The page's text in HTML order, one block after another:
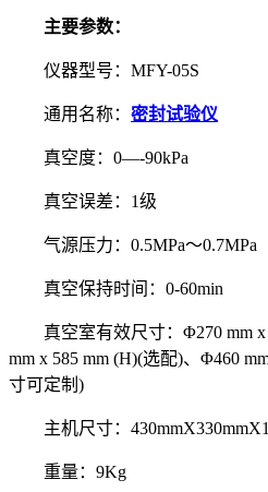
主要参数：
仪器型号：MFY-05S
通用名称： 密封试验仪
真空度：0—-90kPa
真空误差：1级
气源压力：0.5MPa～0.7MPa
真空保持时间：0-60min
真空室有效尺寸：Φ270 mm x
mm x 585 mm (H)(选配)、Φ460
寸可定制)
主机尺寸：
重量：9Kg